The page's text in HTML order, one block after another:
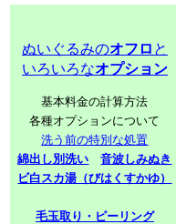
ぬいぐるみのオフロ と
いろいろなオプション
基本料金の計算方法
各種オプションについて
洗う前の特別な処置
綿出し別洗い
音波しみぬき
ビ白スカ湯（びはくすかゆ）
毛玉取り・ピーリング